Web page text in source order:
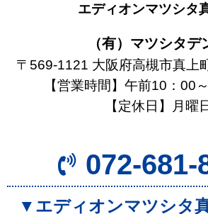
エディオンマツシタ
（有）マツシタデ
〒569-1121 大阪府高槻市真上
【営業時間】午前10：00
【定休日】月曜
072-681-
▼エディオンマツシタ